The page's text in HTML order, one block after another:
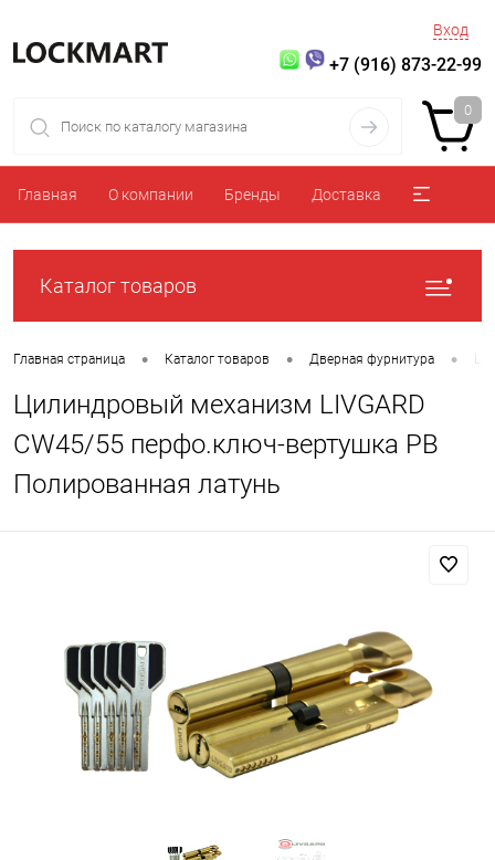
Вход
+7 (916) 873-22-99
0
Главная О компании Бренды Доставка
Каталог товаров
Главная страница • Каталог товаров • Дверная фурнитура •
Цилиндровый механизм LIVGARD
CW45/55 перфо.ключ-вертушка PB
Полированная латунь